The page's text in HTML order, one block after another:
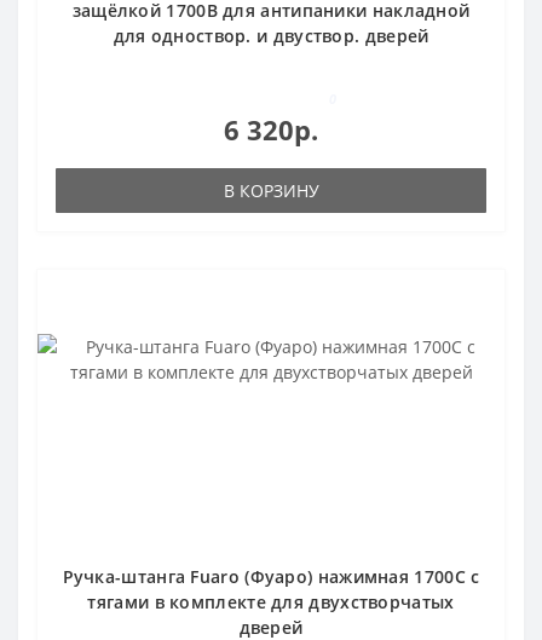
защёлкой 1700В для антипаники накладной
для одноствор. и двуствор. дверей
6 320р.
В КОРЗИНУ
Ручка-штанга Fuaro (Фуаро) нажимная 1700С с
тягами в комплекте для двухстворчатых
дверей